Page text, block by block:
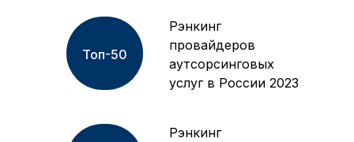
Рэнкинг
провайдеров
аутсорсинговых
услуг в России 2023
Топ-50
Рэнкинг